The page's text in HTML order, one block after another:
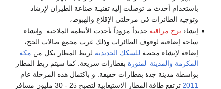
باستخدام أحدث ما توصلت إليه تقنيـة صناعة الطيران لإرشاد
وتوجيه الطائرات في مرحلتي الإقلاع والهبوط،
إنشاء برج مراقبة جديداً مزوداً بأحدث الأنظمة الملاحية. وإنشاء
ساحة إضافية لوقوف الطائرات وذلك غرب مجمع صالات الحج،
إضافة لإنشاء محطة للسكك الحديدية لربط المطار بكل من مكة
المكرمة والمدينة المنورة بقطارات سريعة. كما سيتم ربط المطار
بواسطة مدينة جدة بقطارات خفيفة. و باكتمال هذه المرحلة عام
2011
ترتفع طاقة المطار الاستيعابية لتصبح 25 - 30 مليون مسافر